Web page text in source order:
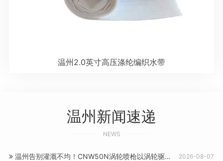
温州2.0英寸高压涤纶编织水带
温州新闻速递
NEWS
温州告别灌溉不均！CNW50N涡轮喷枪以涡轮驱动实现双优 2026-08-07